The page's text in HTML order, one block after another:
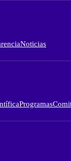
Noticias
Programas